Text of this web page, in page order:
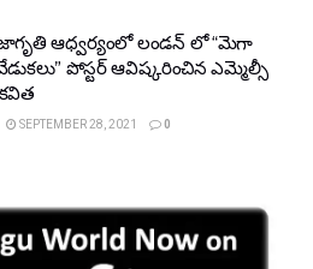
ఆధ్వర్యంలో లండన్ లో “మెగా
పోస్టర్ ఆవిష్కరించిన ఎమ్మెల్సీ
కవిత
SEPTEMBER 28, 2021 0